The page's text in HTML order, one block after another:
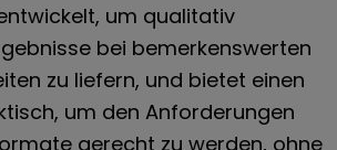
um qualitativ
bei bemerkenswerten
zu liefern, und bietet einen
um den Anforderungen
gerecht zu werden, ohne